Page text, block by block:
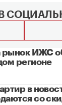
рынок ИЖС
регионе
в
со